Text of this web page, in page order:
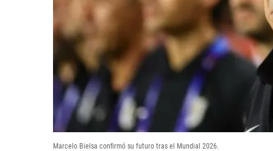
Marcelo Bielsa confirmó su futuro tras el Mundial 2026.